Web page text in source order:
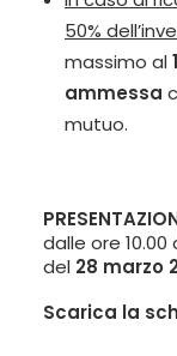
50%
massimo al
ammessa
mutuo.
dalle ore 10.00
del 28 marzo
Scarica la